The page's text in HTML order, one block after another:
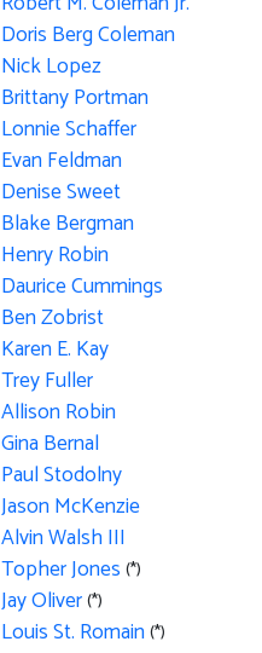
Doris Berg Coleman
Nick Lopez
Brittany Portman
Lonnie Schaffer
Evan Feldman
Denise Sweet
Blake Bergman
Henry Robin
Daurice Cummings
Ben Zobrist
Karen E. Kay
Trey Fuller
Allison Robin
Gina Bernal
Paul Stodolny
Jason McKenzie
Alvin Walsh III
Topher Jones (*)
Jay Oliver(*)
Louis St. Romain(*)